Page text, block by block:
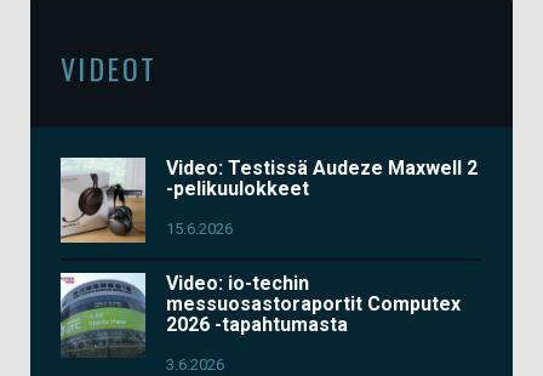
VIDEOT
Video: Testissä Audeze Maxwell 2
-pelikuulokkeet
15.6.2026
Video: io-techin
messuosastoraportit Computex
2026 -tapahtumasta
3.6.2026